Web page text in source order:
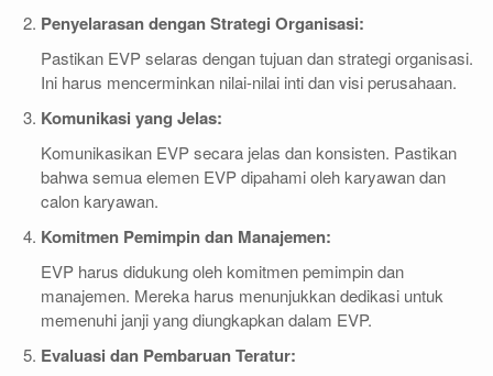
Penyelarasan dengan Strategi Organisasi:
Pastikan EVP selaras dengan tujuan dan strategi organisasi.
Ini harus mencerminkan nilai-nilai inti dan visi perusahaan.
Komunikasi yang Jelas:
Komunikasikan EVP secara jelas dan konsisten. Pastikan
bahwa semua elemen EVP dipahami oleh karyawan dan
calon karyawan.
Komitmen Pemimpin dan Manajemen:
EVP harus didukung oleh komitmen pemimpin dan
manajemen. Mereka harus menunjukkan dedikasi untuk
memenuhi janji yang diungkapkan dalam EVP.
Evaluasi dan Pembaruan Teratur: